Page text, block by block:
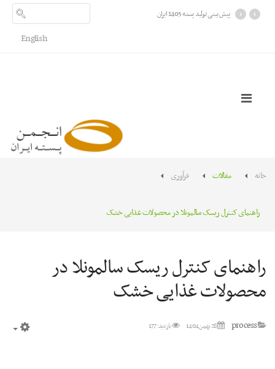
پیش بینی تولید پسته 1405 ایران ›
‹
English
خانه مقالات فرآوری
راهنمای کنترل ریسک سالمونلا در محصولات غذایی خشک
راهنمای کنترل ریسک سالمونلا در
محصولات غذایی خشک
process 28 بهمن 1404 بازدید: 177